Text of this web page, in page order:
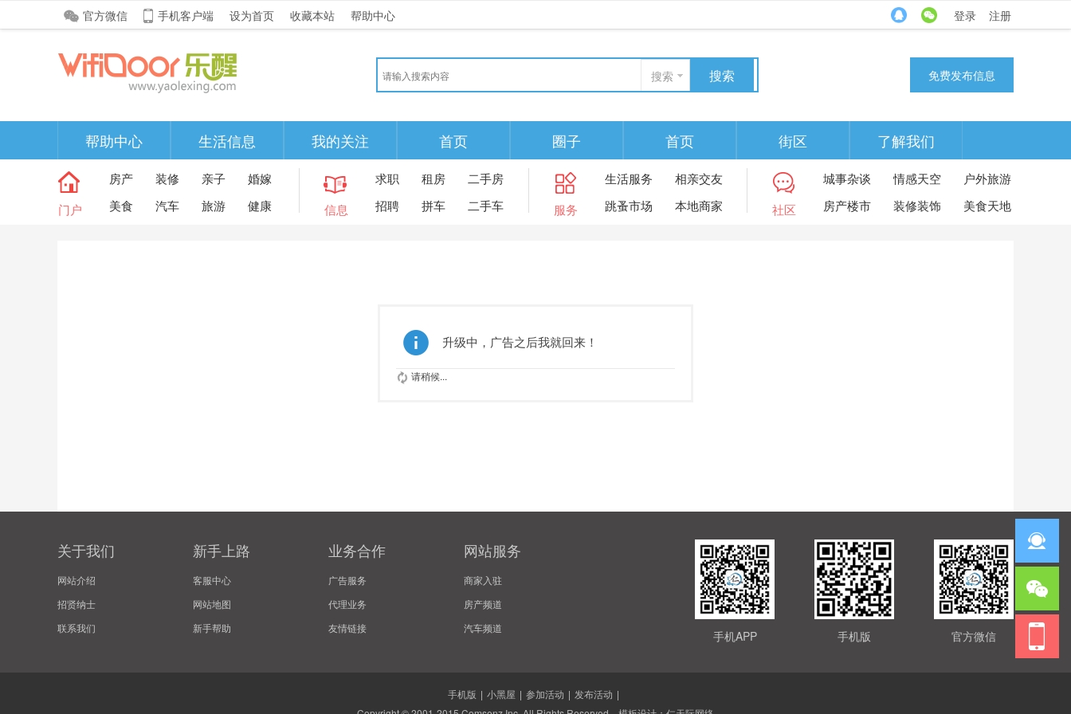
官方微信 手机客户端 设为首页 收藏本站 帮助中心 登录 注册
搜索 搜索 免费发布信息
帮助中心 生活信息 我的关注 首页 圈子 首页 街区 了解我们
门户
房产 装修 亲子
婚嫁
美食
汽车 旅游 健康 信息
求职 租房
二手房
招聘
拼车 二手车 服务
生活服务
相亲交友
跳蚤市场
本地商家 社区
城事杂谈 情感天空
户外旅游
房产楼市
装修装饰 美食天地
升级中，广告之后我就回来！
请稍候...
关于我们
网站介绍
招贤纳士
联系我们
新手上路
客服中心
网站地图
新手帮助
业务合作
广告服务
代理业务
友情链接
网站服务
商家入驻
房产频道
汽车频道
官方微信
手机版
手机APP
手机版 | 小黑屋 | 参加活动 | 发布活动 |